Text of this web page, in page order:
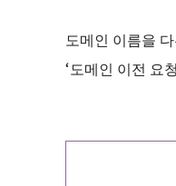
도메인 이름을
‘도메인 이전 요